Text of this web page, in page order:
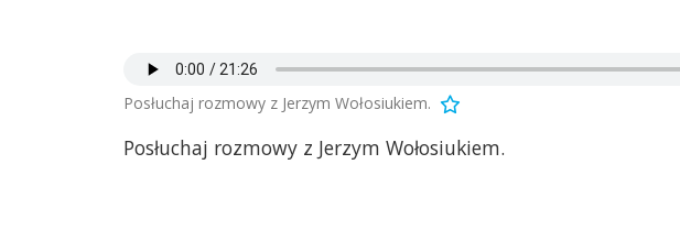
Posłuchaj rozmowy z Jerzym Wołosiukiem.
Posłuchaj rozmowy z Jerzym Wołosiukiem.